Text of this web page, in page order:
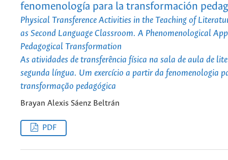
fenomenología para la transformación
Physical Transference Activities in the Teaching of
as Second Language Classroom. A Phenomenological
Pedagogical Transformation
As atividades de transferência física na sala de aula de
segunda língua. Um exercício a partir da fenomenologia
transformação pedagógica
Brayan Alexis Sáenz Beltrán
PDF